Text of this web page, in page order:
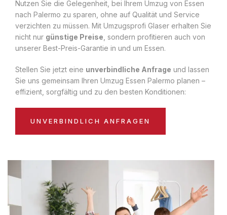
Nutzen Sie die Gelegenheit, bei Ihrem Umzug von Essen
nach Palermo zu sparen, ohne auf Qualität und Service
verzichten zu müssen. Mit Umzugsprofi Glaser erhalten Sie
nicht nur günstige Preise , sondern profitieren auch von
unserer Best-Preis-Garantie in und um Essen.
Stellen Sie jetzt eine unverbindliche Anfrage und lassen
Sie uns gemeinsam Ihren Umzug Essen Palermo planen –
effizient, sorgfältig und zu den besten Konditionen:
UNVERBINDLICH ANFRAGEN